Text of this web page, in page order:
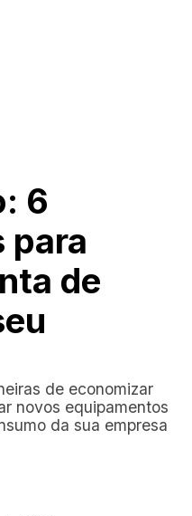
6
para
de
de economizar
novos equipamentos
da sua empresa